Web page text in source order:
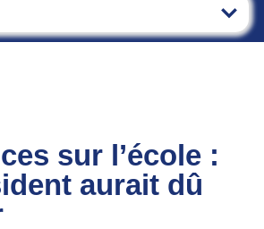
sur l’école :
aurait dû